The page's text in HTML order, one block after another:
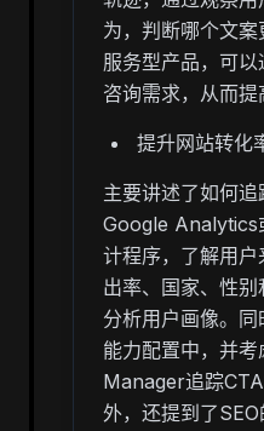
为，判断哪个文
服务型产品，可
咨询需求，从而提
提升网站转化
主要讲述了如何
Google Analytics
计程序，了解用
出率、国家、性
分析用户画像。
能力配置中，并
Manager追踪
外，还提到了